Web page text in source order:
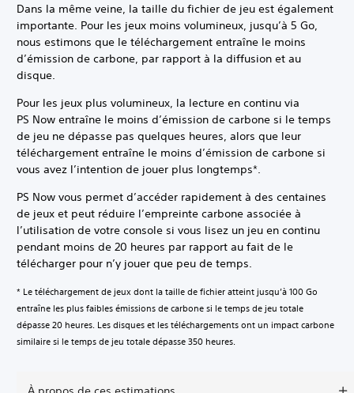
Dans la même veine, la taille du fichier de jeu est également
importante. Pour les jeux moins volumineux, jusqu’à 5 Go,
nous estimons que le téléchargement entraîne le moins
d’émission de carbone, par rapport à la diffusion et au
disque.
Pour les jeux plus volumineux, la lecture en continu via
PS Now entraîne le moins d’émission de carbone si le temps
de jeu ne dépasse pas quelques heures, alors que leur
téléchargement entraîne le moins d’émission de carbone si
vous avez l’intention de jouer plus longtemps*.
PS Now vous permet d’accéder rapidement à des centaines
de jeux et peut réduire l’empreinte carbone associée à
l’utilisation de votre console si vous lisez un jeu en continu
pendant moins de 20 heures par rapport au fait de le
télécharger pour n’y jouer que peu de temps.
* Le téléchargement de jeux dont la taille de fichier atteint jusqu’à 100 Go
entraîne les plus faibles émissions de carbone si le temps de jeu totale
dépasse 20 heures. Les disques et les téléchargements ont un impact carbone
similaire si le temps de jeu totale dépasse 350 heures.